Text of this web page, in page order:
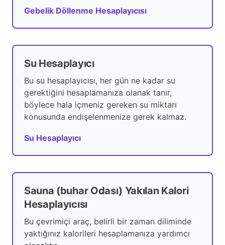
Gebelik Döllenme Hesaplayıcısı
Su Hesaplayıcı
Bu su hesaplayıcısı, her gün ne kadar su
gerektiğini hesaplamanıza olanak tanır,
böylece hala içmeniz gereken su miktarı
konusunda endişelenmenize gerek kalmaz.
Su Hesaplayıcı
Sauna (buhar Odası) Yakılan Kalori
Hesaplayıcısı
Bu çevrimiçi araç, belirli bir zaman diliminde
yaktığınız kalorileri hesaplamanıza yardımcı